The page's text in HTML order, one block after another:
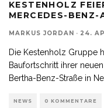
KESTENHOLZ
MERCEDES-
MARKUS JORDAN · 24.
Die Kestenholz Gruppe
Baufortschritt ihrer
Bertha-Benz-Straße in
NEWS 0 KOMMENTARE